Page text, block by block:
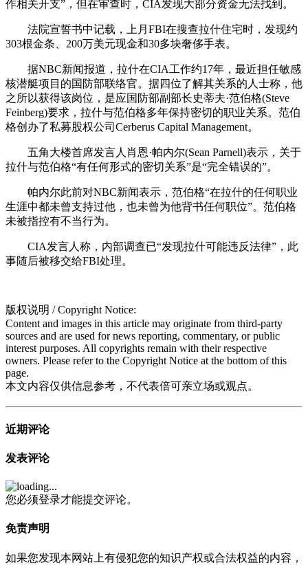
作相关开支”，但在审查时，CIA发现大部分资金无法找到。
法院宣誓书中记载，上月FBI在搜查拉什住宅时，发现约
303根金条、200万美元现金和30多块奢侈手表。
据NBC新闻报道，拉什在CIA工作约17年，最近担任敏感
核潜艇项目的国防部联络官。据四位了解其关系的人士称，他
之所以获得该岗位，是应国防部副部长史蒂夫·范伯格(Steve
Feinberg)要求，拉什与范伯格多年保持密切的职业关系。范伯
格创办了私募股权公司Cerberus Capital Management。
五角大楼首席发言人肖恩·帕内尔(Sean Parnell)表示，关于
拉什与范伯格“有任何形式的密切关系”是“完全错误的”。
帕内尔此前对NBC新闻表示，范伯格“在拉什的任何职业
生涯中都未曾支持过他，也未曾为他背书任何职位”。范伯格
未被指控有不当行为。
CIA发言人称，内部调查已“发现拉什可能违反法律”，此
事随后被移交给FBI处理。
版权说明 / Copyright Notice:
Content and images in this article may originate from third-party
sources and are used for news reporting, commentary, or public
interest purposes. All copyrights remain with their respective
owners. Please refer to the Copyright Notice at the bottom of this
page.
本文内容仅供信息参考，不代表倍可亲立场或观点。
近期评论
发表评论
您必须登录才能提交评论。
免责声明
如果您发现本网站上有侵犯您的知识产权或合法权益的内容，